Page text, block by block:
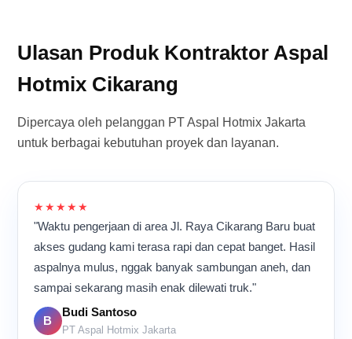
Ulasan Produk Kontraktor Aspal
Hotmix Cikarang
Dipercaya oleh pelanggan PT Aspal Hotmix Jakarta
untuk berbagai kebutuhan proyek dan layanan.
★★★★★
"Waktu pengerjaan di area Jl. Raya Cikarang Baru buat
akses gudang kami terasa rapi dan cepat banget. Hasil
aspalnya mulus, nggak banyak sambungan aneh, dan
sampai sekarang masih enak dilewati truk."
B
Budi Santoso
PT Aspal Hotmix Jakarta